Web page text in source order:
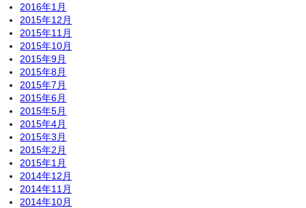
2016年1月
2015年12月
2015年11月
2015年10月
2015年9月
2015年8月
2015年7月
2015年6月
2015年5月
2015年4月
2015年3月
2015年2月
2015年1月
2014年12月
2014年11月
2014年10月